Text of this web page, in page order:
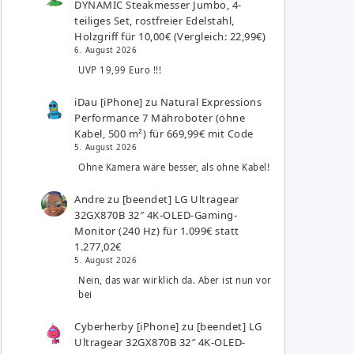
DYNAMIC Steakmesser Jumbo, 4-
teiliges Set, rostfreier Edelstahl,
Holzgriff für 10,00€ (Vergleich: 22,99€)
6. August 2026
UVP 19,99 Euro !!!
iDau [iPhone] zu Natural Expressions
Performance 7 Mähroboter (ohne
Kabel, 500 m²) für 669,99€ mit Code
5. August 2026
Ohne Kamera wäre besser, als ohne Kabel!
Andre zu [beendet] LG Ultragear
32GX870B 32″ 4K-OLED-Gaming-
Monitor (240 Hz) für 1.099€ statt
1.277,02€
5. August 2026
Nein, das war wirklich da. Aber ist nun vor
bei
Cyberherby [iPhone] zu [beendet] LG
Ultragear 32GX870B 32″ 4K-OLED-